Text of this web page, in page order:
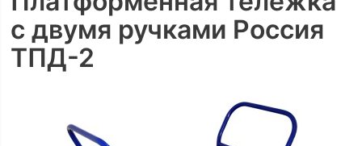
с двумя ручками Россия
ТПД-2